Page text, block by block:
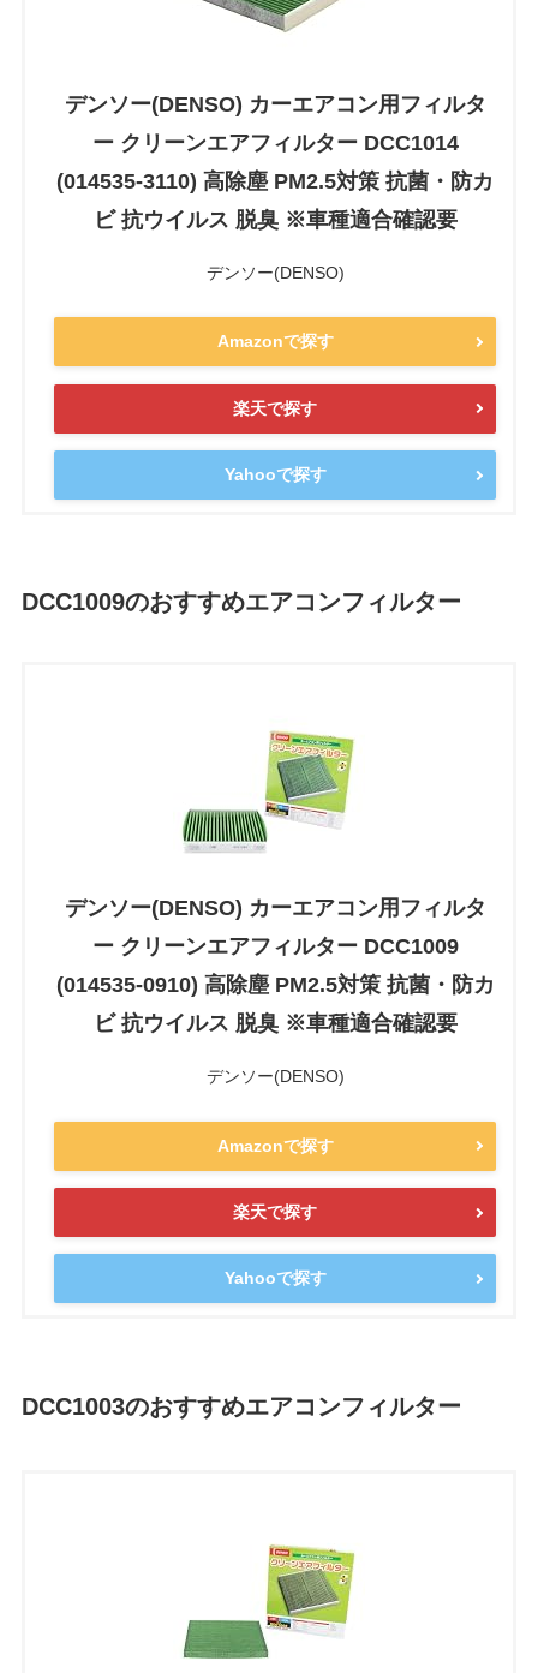
デンソー(DENSO) カーエアコン用フィルタ
ー クリーンエアフィルター DCC1014
(014535-3110) 高除塵 PM2.5対策 抗菌・防カ
ビ 抗ウイルス 脱臭 ※車種適合確認要
デンソー(DENSO)
Amazonで探す
楽天で探す
Yahooで探す
DCC1009のおすすめエアコンフィルター
デンソー(DENSO) カーエアコン用フィルタ
ー クリーンエアフィルター DCC1009
(014535-0910) 高除塵 PM2.5対策 抗菌・防カ
ビ 抗ウイルス 脱臭 ※車種適合確認要
デンソー(DENSO)
Amazonで探す
楽天で探す
Yahooで探す
DCC1003のおすすめエアコンフィルター